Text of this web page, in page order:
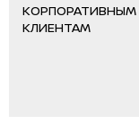
КОРПОРАТИВНЫМ
КЛИЕНТАМ